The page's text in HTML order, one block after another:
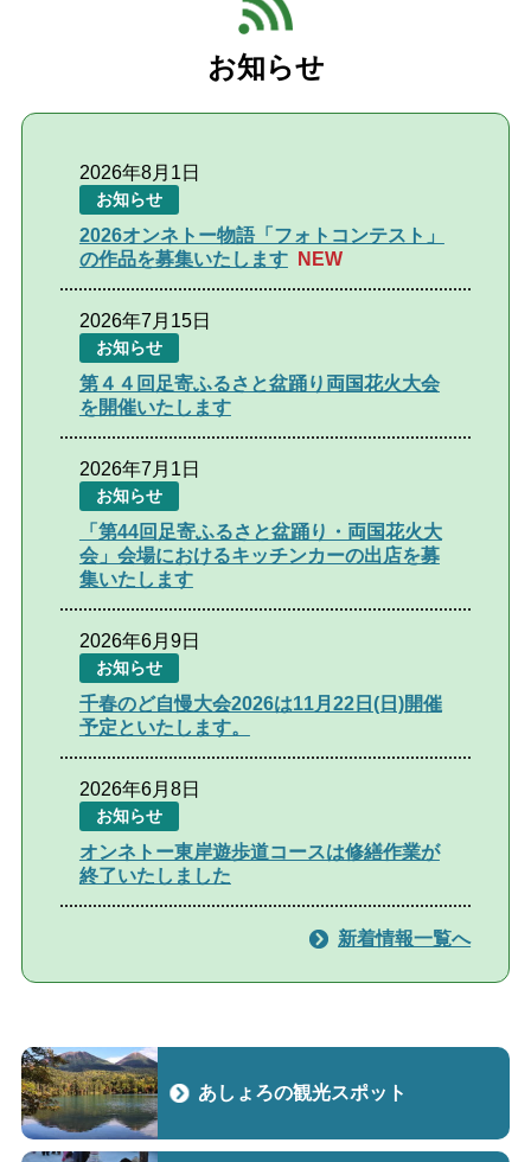
お知らせ
2026年8月1日
お知らせ
2026オンネトー物語「フォトコンテスト」
の作品を募集いたします
2026年7月15日
お知らせ
第４４回足寄ふるさと盆踊り両国花火大会
を開催いたします
2026年7月1日
お知らせ
「第44回足寄ふるさと盆踊り・両国花火大
会」会場におけるキッチンカーの出店を募
集いたします
2026年6月9日
お知らせ
千春のど自慢大会2026は11月22日(日)開催
予定といたします。
2026年6月8日
お知らせ
オンネトー東岸遊歩道コースは修繕作業が
終了いたしました
新着情報一覧へ
あしょろの観光スポット